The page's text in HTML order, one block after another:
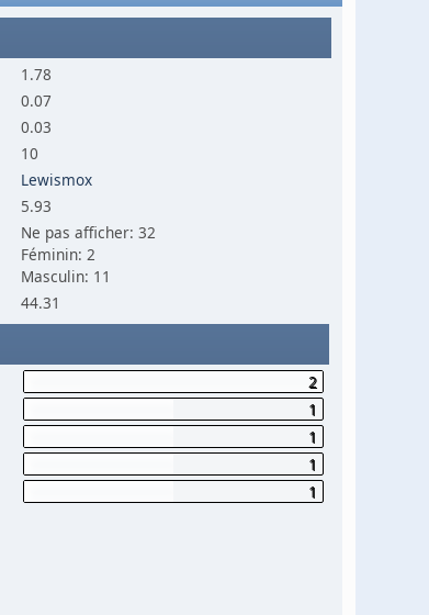
1.78
0.07
0.03
10
Lewismox
5.93
Ne pas afficher: 32
Féminin: 2
Masculin: 11
44.31
2
1
1
1
1